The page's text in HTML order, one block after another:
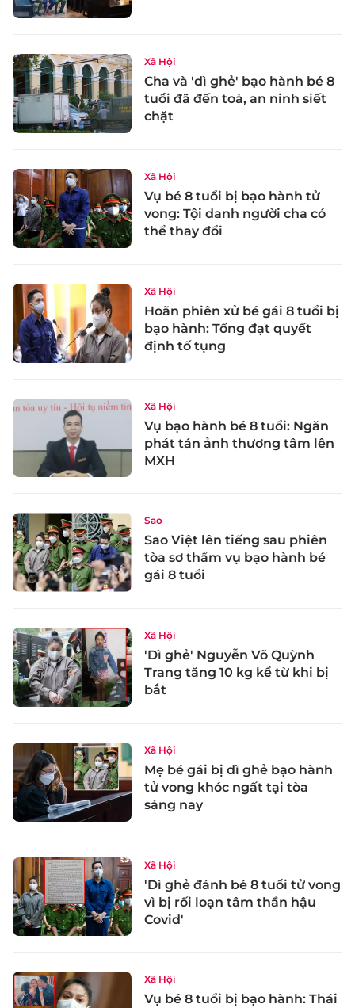
Xã Hội
Cha và 'dì ghẻ' bạo hành bé 8
tuổi đã đến toà, an ninh siết
chặt
Xã Hội
Vụ bé 8 tuổi bị bạo hành tử
vong: Tội danh người cha có
thể thay đổi
Xã Hội
Hoãn phiên xử bé gái 8 tuổi bị
bạo hành: Tống đạt quyết
định tố tụng
Xã Hội
Vụ bạo hành bé 8 tuổi: Ngăn
phát tán ảnh thương tâm lên
MXH
Sao
Sao Việt lên tiếng sau phiên
tòa sơ thẩm vụ bạo hành bé
gái 8 tuổi
Xã Hội
'Dì ghẻ' Nguyễn Võ Quỳnh
Trang tăng 10 kg kể từ khi bị
bắt
Xã Hội
Mẹ bé gái bị dì ghẻ bạo hành
tử vong khóc ngất tại tòa
sáng nay
Xã Hội
'Dì ghẻ đánh bé 8 tuổi tử vong
vì bị rối loạn tâm thần hậu
Covid'
Xã Hội
Vụ bé 8 tuổi bị bạo hành: Thái